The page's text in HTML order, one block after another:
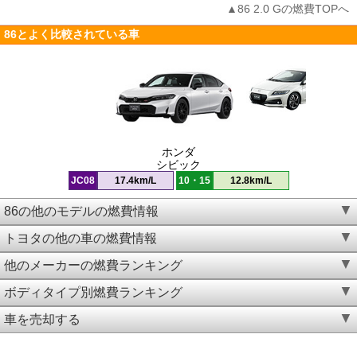
▲86 2.0 Gの燃費TOPへ
86とよく比較されている車
ホンダ
シビック
JC08 17.4km/L 10・15 12.8km/L
86の他のモデルの燃費情報
トヨタの他の車の燃費情報
他のメーカーの燃費ランキング
ボディタイプ別燃費ランキング
車を売却する